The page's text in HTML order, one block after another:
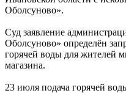
Оболсуново».
Суд заявление
Оболсуново» определён
горячей воды для жителей
магазина.
23 июля подача горячей